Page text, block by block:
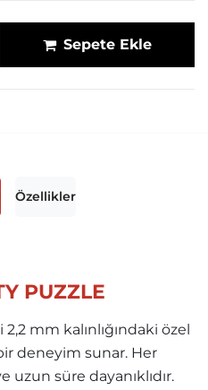
Sepete Ekle
Özellikler
PUZZLE
mm kalınlığındaki özel
deneyim sunar. Her
süre dayanıklıdır.